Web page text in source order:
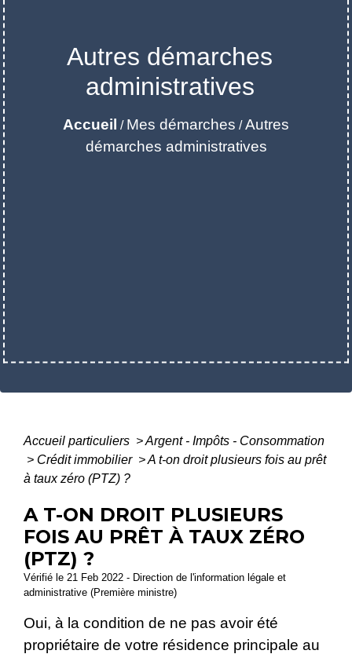
Autres démarches
administratives
Accueil / Mes démarches /Autres
démarches administratives
Accueil particuliers >Argent - Impôts - Consommation
> Crédit immobilier >A t-on droit plusieurs fois au prêt
à taux zéro (PTZ) ?
A T-ON DROIT PLUSIEURS
FOIS AU PRÊT À TAUX ZÉRO
(PTZ) ?
Vérifié le 21 Feb 2022 - Direction de l'information légale et
administrative (Première ministre)
Oui, à la condition de ne pas avoir été
propriétaire de votre résidence principale au